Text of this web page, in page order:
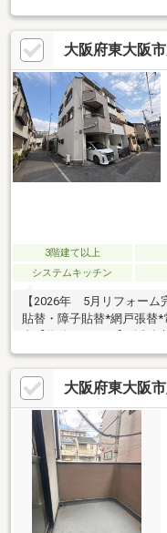
（約180ｍ） 足代公園（
生活至便なロケーション
なっております。見学ご
い♪
大阪府東大阪
3階建て以上
システムキッチン
【2026年 5月リフォーム
貼替・障子貼替*網戸張替
か線「俊徳道駅」徒歩6分
アクセス*北西角地につき
ガレージ*屋根裏収納・納
が徒歩圏内に整う子育て
数*ほっこりできる和室で
育て施設が充実■～便利な
大阪府東大阪